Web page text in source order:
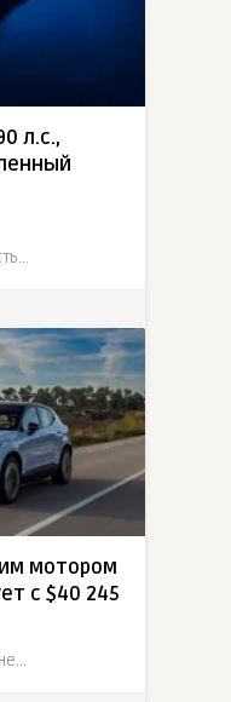
л.с.,
Aston Martin поднял мощность DB12 до 690 л.с., сократил время разгона до 3,4 с и оснастил машину улучшенной подвеской и карбо-керамическими тормозами
мотором
с $40 245
Volvo повысила цену на заднеприводный EX30: теперь версия с одним мотором стартует с $40 245. При этом запас хода достигает 261 мили, а мощность — 268 л.с